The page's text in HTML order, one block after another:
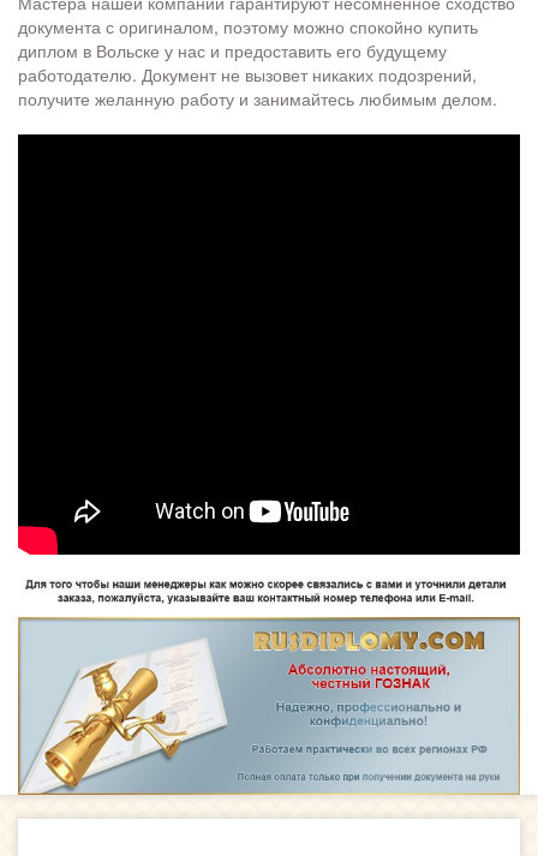
документа с оригиналом, поэтому можно спокойно купить
диплом в Вольске у нас и предоставить его будущему
работодателю. Документ не вызовет никаких подозрений,
получите желанную работу и занимайтесь любимым делом.